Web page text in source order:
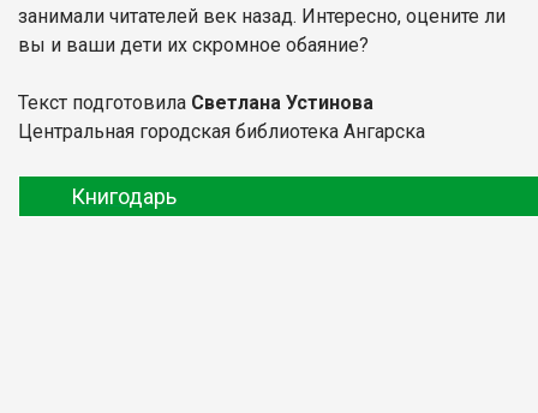
занимали читателей век назад. Интересно, оцените ли
вы и ваши дети их скромное обаяние?
Текст подготовила Светлана Устинова
Центральная городская библиотека Ангарска
Книгодарь